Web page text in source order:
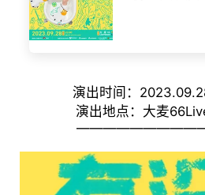
演出时间：
演出地点：大麦